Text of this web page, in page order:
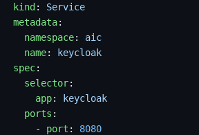
kind : Service
metadata:
  namespace
: aic
  name
:
keycloak
spec:
  selector
:
    app
:
keycloak
  ports
:
    -
port : 8080